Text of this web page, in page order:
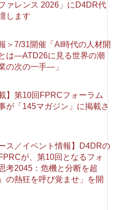
ァレンス 2026」にD4DR代
します
＞7/31開催「AI時代の人材開
は―ATD26に見る世界の潮
の次の一手―」
】第10回FPRCフォーラム
が「145マガジン」に掲載さ
ス／イベント情報】D4DRの
が、第10回となるフォ
考2045：危機と分断を超
の熱狂を呼び覚ませ」を開